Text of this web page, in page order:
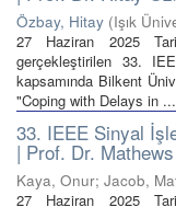
Özbay, Hitay (Işık
27 Haziran 2025
gerçekleştirilen 33.
kapsamında Bilkent
"Coping with Delays in ...
33. IEEE Sinyal
| Prof. Dr.
Kaya, Onur; Jacob,
27 Haziran 2025